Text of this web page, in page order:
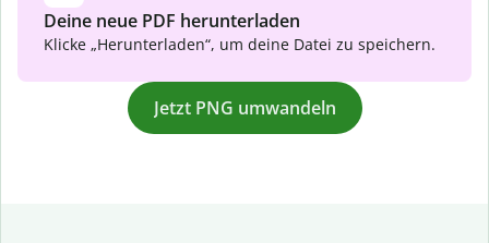
Deine neue PDF herunterladen
Klicke „Herunterladen“, um deine Datei zu speichern.
Jetzt PNG umwandeln